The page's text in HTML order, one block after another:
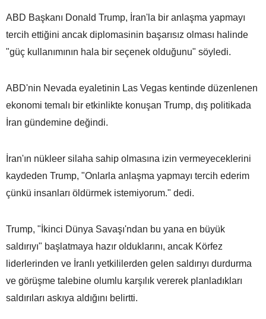
ABD Başkanı Donald Trump, İran'la bir anlaşma yapmayı
tercih ettiğini ancak diplomasinin başarısız olması halinde
"güç kullanımının hala bir seçenek olduğunu" söyledi.
ABD'nin Nevada eyaletinin Las Vegas kentinde düzenlenen
ekonomi temalı bir etkinlikte konuşan Trump, dış politikada
İran gündemine değindi.
İran'ın nükleer silaha sahip olmasına izin vermeyeceklerini
kaydeden Trump, "Onlarla anlaşma yapmayı tercih ederim
çünkü insanları öldürmek istemiyorum." dedi.
Trump, "İkinci Dünya Savaşı'ndan bu yana en büyük
saldırıyı" başlatmaya hazır olduklarını, ancak Körfez
liderlerinden ve İranlı yetkililerden gelen saldırıyı durdurma
ve görüşme talebine olumlu karşılık vererek planladıkları
saldırıları askıya aldığını belirtti.